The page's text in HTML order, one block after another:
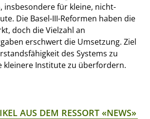
insbesondere für kleine, nicht-
Die Basel-III-Reformen haben die
doch die Vielzahl an
erschwert die Umsetzung. Ziel
des Systems zu
kleinere Institute zu überfordern.
AUS DEM RESSORT «NEWS»